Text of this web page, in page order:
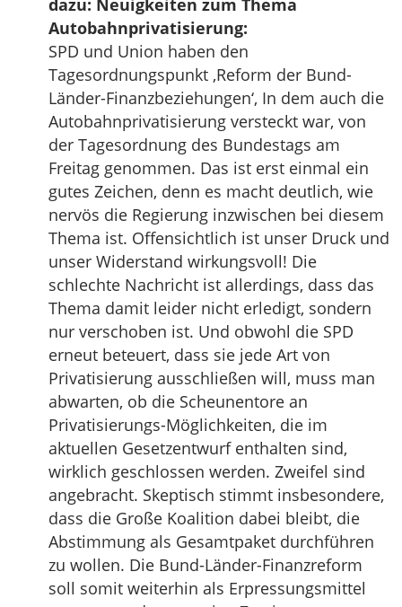
dazu: Neuigkeiten zum Thema
Autobahnprivatisierung:
SPD und Union haben den
Tagesordnungspunkt ‚Reform der Bund-
Länder-Finanzbeziehungen‘, In dem auch die
Autobahnprivatisierung versteckt war, von
der Tagesordnung des Bundestags am
Freitag genommen. Das ist erst einmal ein
gutes Zeichen, denn es macht deutlich, wie
nervös die Regierung inzwischen bei diesem
Thema ist. Offensichtlich ist unser Druck und
unser Widerstand wirkungsvoll! Die
schlechte Nachricht ist allerdings, dass das
Thema damit leider nicht erledigt, sondern
nur verschoben ist. Und obwohl die SPD
erneut beteuert, dass sie jede Art von
Privatisierung ausschließen will, muss man
abwarten, ob die Scheunentore an
Privatisierungs-Möglichkeiten, die im
aktuellen Gesetzentwurf enthalten sind,
wirklich geschlossen werden. Zweifel sind
angebracht. Skeptisch stimmt insbesondere,
dass die Große Koalition dabei bleibt, die
Abstimmung als Gesamtpaket durchführen
zu wollen. Die Bund-Länder-Finanzreform
soll somit weiterhin als Erpressungsmittel